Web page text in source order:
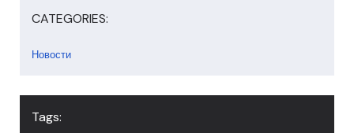
CATEGORIES:
Новости
Tags: